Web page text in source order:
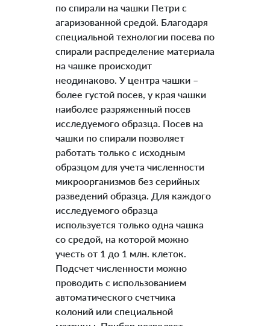
по спирали на чашки Петри с
агаризованной средой. Благодаря
специальной технологии посева по
спирали распределение материала
на чашке происходит
неодинаково. У центра чашки –
более густой посев, у края чашки
наиболее разряженный посев
исследуемого образца. Посев на
чашки по спирали позволяет
работать только с исходным
образцом для учета численности
микроорганизмов без серийных
разведений образца. Для каждого
исследуемого образца
используется только одна чашка
со средой, на которой можно
учесть от 1 до 1 млн. клеток.
Подсчет численности можно
проводить с использованием
автоматического счетчика
колоний или специальной